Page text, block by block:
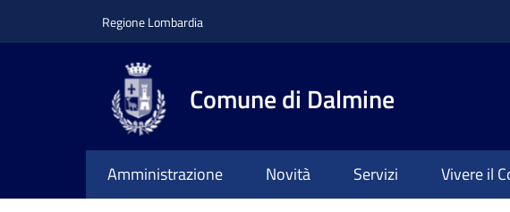
Regione Lombardia
Comune di Dalmine
Amministrazione Novità Servizi Vivere il